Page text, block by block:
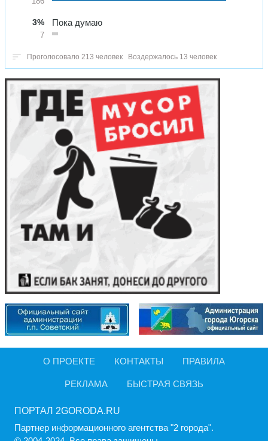
3%
7
Пока думаю
Проголосовало 213 человек Воздержалось 13 человек
О ПРОЕКТЕ КОНТАКТЫ ПРАВИЛА
РЕКЛАМА БЫСТРАЯ СВЯЗЬ
ПОРТАЛ 2GORODA.RU
Партнер информационного агентства "2 города".